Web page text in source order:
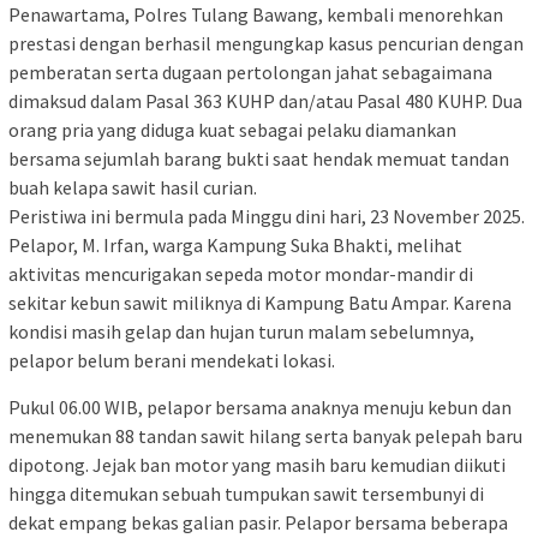
Penawartama, Polres Tulang Bawang, kembali menorehkan
prestasi dengan berhasil mengungkap kasus pencurian dengan
pemberatan serta dugaan pertolongan jahat sebagaimana
dimaksud dalam Pasal 363 KUHP dan/atau Pasal 480 KUHP. Dua
orang pria yang diduga kuat sebagai pelaku diamankan
bersama sejumlah barang bukti saat hendak memuat tandan
buah kelapa sawit hasil curian.
Peristiwa ini bermula pada Minggu dini hari, 23 November 2025.
Pelapor, M. Irfan, warga Kampung Suka Bhakti, melihat
aktivitas mencurigakan sepeda motor mondar-mandir di
sekitar kebun sawit miliknya di Kampung Batu Ampar. Karena
kondisi masih gelap dan hujan turun malam sebelumnya,
pelapor belum berani mendekati lokasi.
Pukul 06.00 WIB, pelapor bersama anaknya menuju kebun dan
menemukan 88 tandan sawit hilang serta banyak pelepah baru
dipotong. Jejak ban motor yang masih baru kemudian diikuti
hingga ditemukan sebuah tumpukan sawit tersembunyi di
dekat empang bekas galian pasir. Pelapor bersama beberapa